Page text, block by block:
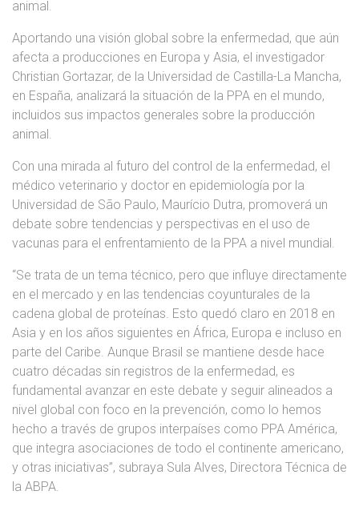
animal.
Aportando una visión global sobre la enfermedad, que aún
afecta a producciones en Europa y Asia, el investigador
Christian Gortazar, de la Universidad de Castilla-La Mancha,
en España, analizará la situación de la PPA en el mundo,
incluidos sus impactos generales sobre la producción
animal.
Con una mirada al futuro del control de la enfermedad, el
médico veterinario y doctor en epidemiología por la
Universidad de São Paulo, Maurício Dutra, promoverá un
debate sobre tendencias y perspectivas en el uso de
vacunas para el enfrentamiento de la PPA a nivel mundial.
“Se trata de un tema técnico, pero que influye directamente
en el mercado y en las tendencias coyunturales de la
cadena global de proteínas. Esto quedó claro en 2018 en
Asia y en los años siguientes en África, Europa e incluso en
parte del Caribe. Aunque Brasil se mantiene desde hace
cuatro décadas sin registros de la enfermedad, es
fundamental avanzar en este debate y seguir alineados a
nivel global con foco en la prevención, como lo hemos
hecho a través de grupos interpaíses como PPA América,
que integra asociaciones de todo el continente americano,
y otras iniciativas”, subraya Sula Alves, Directora Técnica de
la ABPA.